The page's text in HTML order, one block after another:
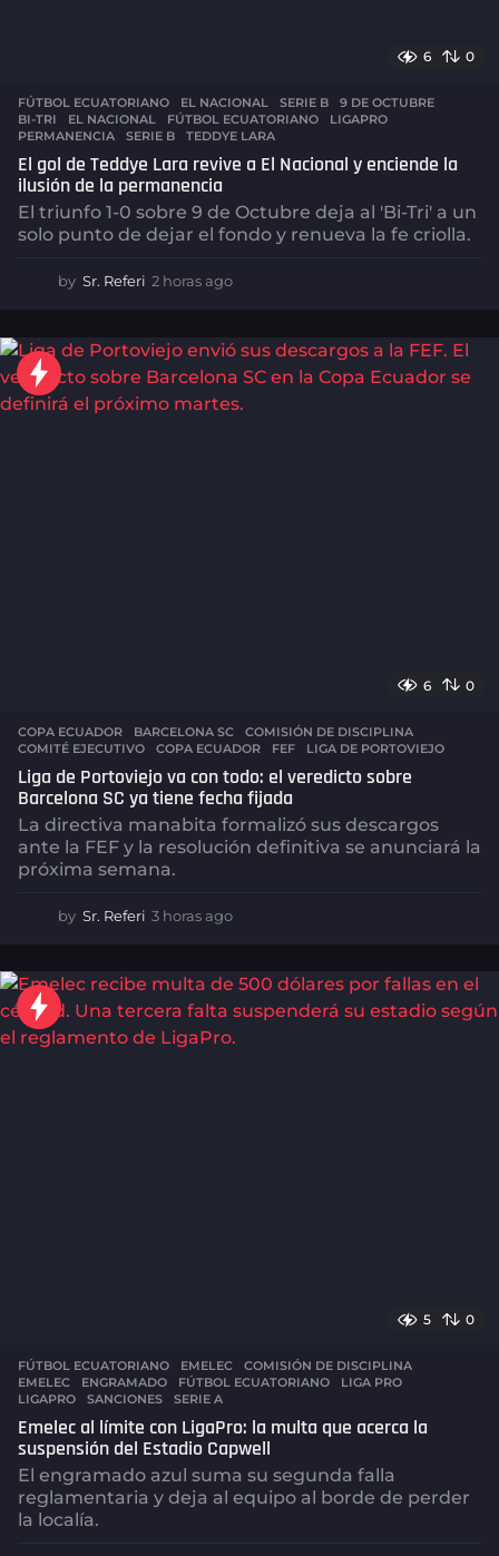
6 0
FÚTBOL ECUATORIANO ,EL NACIONAL ,SERIE B 9 DE OCTUBRE
BI-TRI
,EL NACIONAL ,FÚTBOL ECUATORIANO ,LIGAPRO
PERMANENCIA
,SERIE B ,TEDDYE LARA
El gol de Teddye Lara revive a El Nacional y enciende la
ilusión de la permanencia
El triunfo 1-0 sobre 9 de Octubre deja al 'Bi-Tri' a un
solo punto de dejar el fondo y renueva la fe criolla.
by Sr. Referi 2 horas ago
r
s
a
6 0
COPA ECUADOR BARCELONA SC ,COMISIÓN DE DISCIPLINA
COMITÉ EJECUTIVO
,COPA ECUADOR ,FEF ,LIGA DE PORTOVIEJO
Liga de Portoviejo va con todo: el veredicto sobre
Barcelona SC ya tiene fecha fijada
La directiva manabita formalizó sus descargos
ante la FEF y la resolución definitiva se anunciará la
próxima semana.
by Sr. Referi 3 horas ago
s
a
5 0
FÚTBOL ECUATORIANO ,EMELEC COMISIÓN DE DISCIPLINA
EMELEC
,ENGRAMADO ,FÚTBOL ECUATORIANO ,LIGA PRO
LIGAPRO
,SANCIONES ,SERIE A
Emelec al límite con LigaPro: la multa que acerca la
suspensión del Estadio Capwell
El engramado azul suma su segunda falla
reglamentaria y deja al equipo al borde de perder
la localía.